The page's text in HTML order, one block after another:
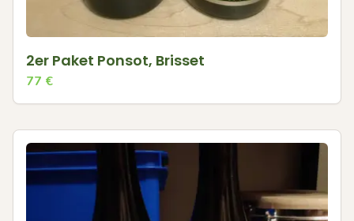
2er Paket Ponsot, Brisset
77 €